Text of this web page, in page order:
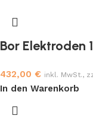
Bor Elektroden
432,00 € inkl. MwSt.,
In den Warenkorb